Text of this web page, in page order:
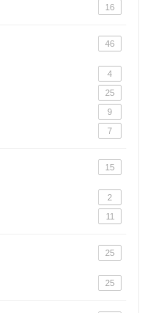
16
46
4
25
9
7
15
2
11
25
25